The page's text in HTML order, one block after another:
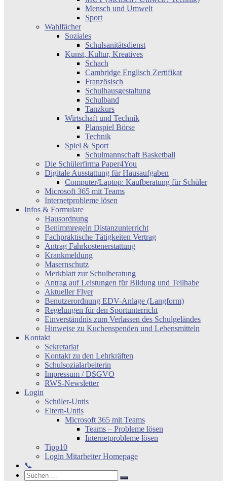
Mensch und Umwelt
Sport
Wahlfächer
Soziales
Schulsanitätsdienst
Kunst, Kultur, Kreatives
Schach
Cambridge Englisch Zertifikat
Französisch
Schulhausgestaltung
Schulband
Tanzkurs
Wirtschaft und Technik
Planspiel Börse
Technik
Spiel & Sport
Schulmannschaft Basketball
Die Schülerfirma Paper4You
Digitale Ausstattung für Hausaufgaben
Computer/Laptop: Kaufberatung für Schüler
Microsoft 365 mit Teams
Internetprobleme lösen
Infos & Formulare
Hausordnung
Benimmregeln Distanzunterricht
Fachpraktische Tätigkeiten Vertrag
Antrag Fahrkostenerstattung
Krankmeldung
Masernschutz
Merkblatt zur Schulberatung
Antrag auf Leistungen für Bildung und Teilhabe
Aktueller Flyer
Benutzerordnung EDV-Anlage (Langform)
Regelungen für den Sportunterricht
Einverständnis zum Verlassen des Schulgeländes
Hinweise zu Kuchenspenden und Lebensmitteln
Kontakt
Sekretariat
Kontakt zu den Lehrkräften
Schulsozialarbeiterin
Impressum / DSGVO
RWS-Newsletter
Login
Schüler-Untis
Eltern-Untis
Microsoft 365 mit Teams
Teams – Probleme lösen
Internetprobleme lösen
Tipp10
Login Mitarbeiter Homepage
📞
Search
Suchen
nach:
Suchen